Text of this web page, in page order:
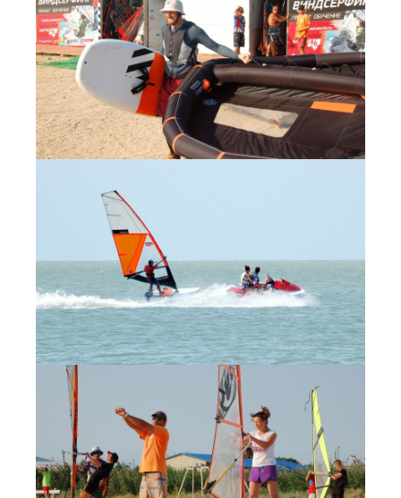
Цены
Обучение виндсерфингу
Обучение вингфойлингу
Обучение кайтсерфингу
Прокат виндсерфинга
Прокат сап и вейкборд
Система скидок
Места катания
Наши Станции
Ветратория.Вьетнам
Ветратория Египет
Ветратория.Россия